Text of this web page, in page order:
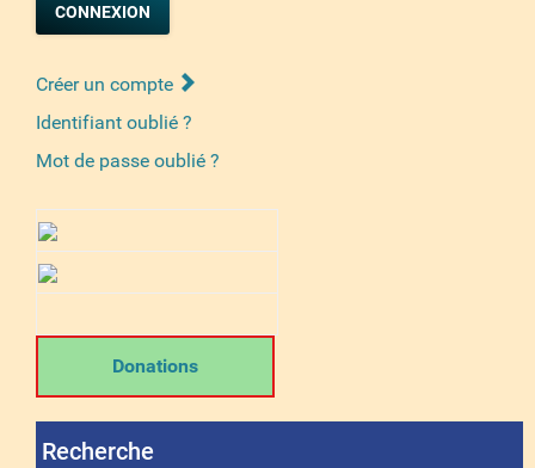
CONNEXION
Créer un compte
Identifiant oublié ?
Mot de passe oublié ?
Donations
Recherche